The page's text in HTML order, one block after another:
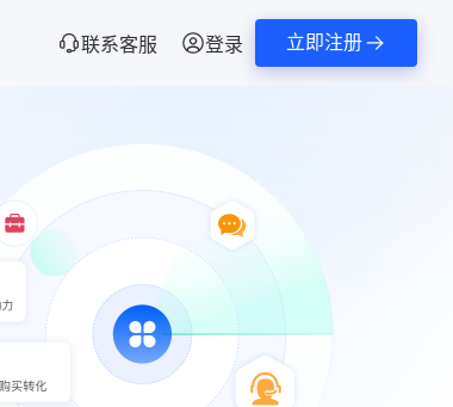
联系客服 登录 立即注册